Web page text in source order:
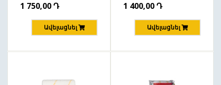
1 750,00Դ
Ավելացնել
1 400,00Դ
Ավելացնել